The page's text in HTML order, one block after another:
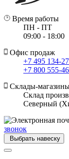
Время работы
ПН - ПТ
09:00 - 18:00
Офис продаж
+7 495 134-
+7 800 555-
Склады-
Склад
Северный
звонок
Выбрать навеску